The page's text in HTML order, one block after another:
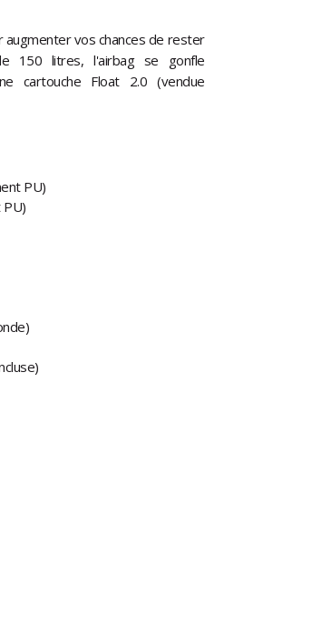
vos chances de rester
150 litres, l'airbag se gonfle
cartouche Float 2.0 (vendue
PU)